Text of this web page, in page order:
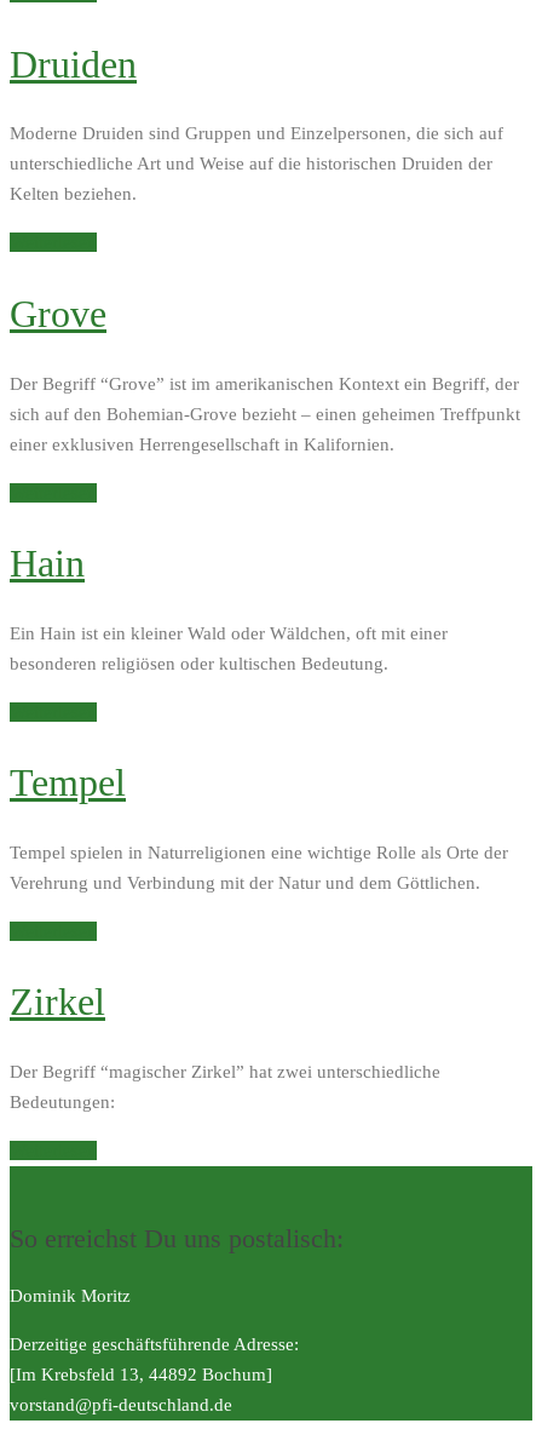
Druiden
Moderne Druiden sind Gruppen und Einzelpersonen, die sich auf
unterschiedliche Art und Weise auf die historischen Druiden der
Kelten beziehen.
Grove
Der Begriff “Grove” ist im amerikanischen Kontext ein Begriff, der
sich auf den Bohemian-Grove bezieht – einen geheimen Treffpunkt
einer exklusiven Herrengesellschaft in Kalifornien.
Hain
Ein Hain ist ein kleiner Wald oder Wäldchen, oft mit einer
besonderen religiösen oder kultischen Bedeutung.
Tempel
Tempel spielen in Naturreligionen eine wichtige Rolle als Orte der
Verehrung und Verbindung mit der Natur und dem Göttlichen.
Zirkel
Der Begriff “magischer Zirkel” hat zwei unterschiedliche
Bedeutungen:
So erreichst Du uns postalisch:
Dominik Moritz
Derzeitige geschäftsführende Adresse:
[Im Krebsfeld 13, 44892 Bochum]
vorstand@pfi-deutschland.de